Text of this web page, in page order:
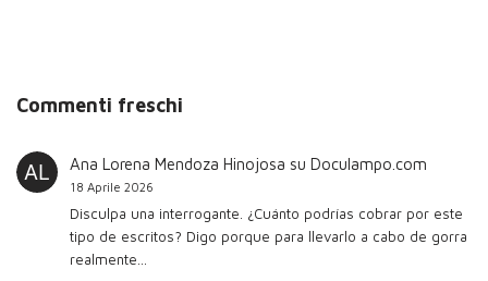
Commenti freschi
Ana Lorena Mendoza Hinojosa su Doculampo.com
18 Aprile 2026
Disculpa una interrogante. ¿Cuánto podrías cobrar por este
tipo de escritos? Digo porque para llevarlo a cabo de gorra
realmente…